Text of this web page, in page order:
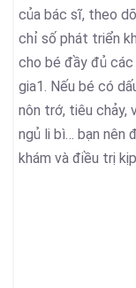
của bác sĩ, theo
chỉ số phát triển
cho bé đầy đủ
gia1. Nếu bé có
nôn trớ, tiêu chảy,
ngủ li bì… bạn nên
khám và điều trị